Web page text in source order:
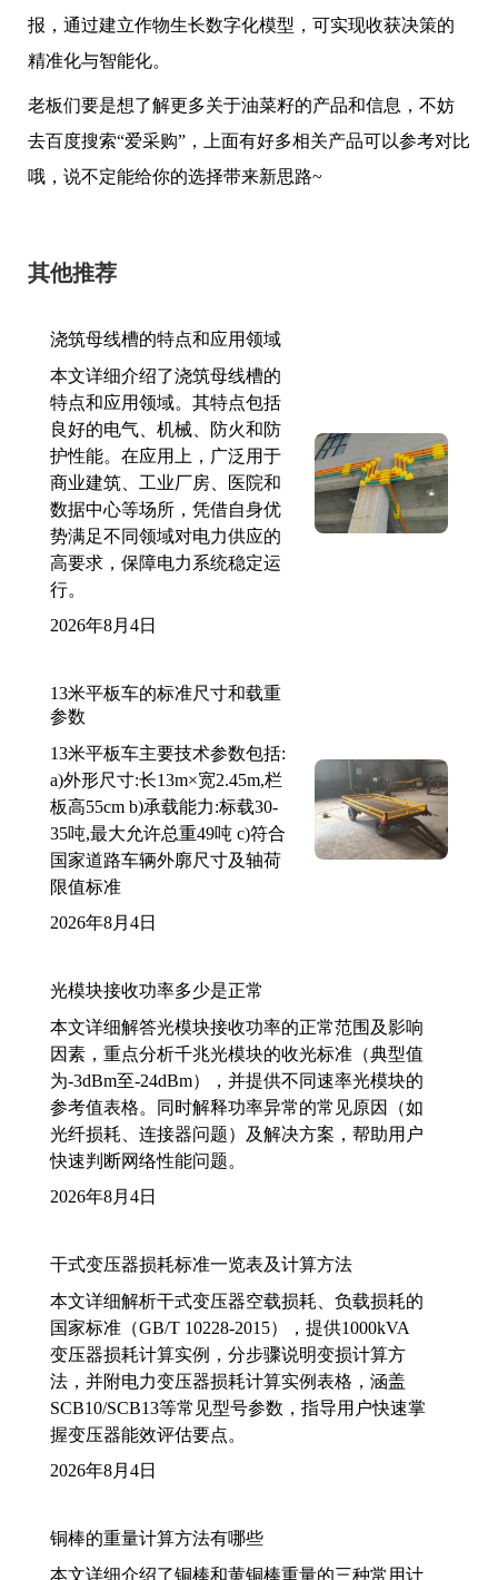
报，通过建立作物生长数字化模型，可实现收获决策的
精准化与智能化。
老板们要是想了解更多关于油菜籽的产品和信息，不妨
去百度搜索“爱采购”，上面有好多相关产品可以参考对比
哦，说不定能给你的选择带来新思路~
其他推荐
浇筑母线槽的特点和应用领域
本文详细介绍了浇筑母线槽的
特点和应用领域。其特点包括
良好的电气、机械、防火和防
护性能。在应用上，广泛用于
商业建筑、工业厂房、医院和
数据中心等场所，凭借自身优
势满足不同领域对电力供应的
高要求，保障电力系统稳定运
行。
2026年8月4日
13米平板车的标准尺寸和载重
参数
13米平板车主要技术参数包括:
a)外形尺寸:长13m×宽2.45m,栏
板高55cm b)承载能力:标载30-
35吨,最大允许总重49吨 c)符合
国家道路车辆外廓尺寸及轴荷
限值标准
2026年8月4日
光模块接收功率多少是正常
本文详细解答光模块接收功率的正常范围及影响
因素，重点分析千兆光模块的收光标准（典型值
为-3dBm至-24dBm），并提供不同速率光模块的
参考值表格。同时解释功率异常的常见原因（如
光纤损耗、连接器问题）及解决方案，帮助用户
快速判断网络性能问题。
2026年8月4日
干式变压器损耗标准一览表及计算方法
本文详细解析干式变压器空载损耗、负载损耗的
国家标准（GB/T 10228-2015），提供1000kVA
变压器损耗计算实例，分步骤说明变损计算方
法，并附电力变压器损耗计算实例表格，涵盖
SCB10/SCB13等常见型号参数，指导用户快速掌
握变压器能效评估要点。
2026年8月4日
铜棒的重量计算方法有哪些
本文详细介绍了铜棒和黄铜棒重量的三种常用计